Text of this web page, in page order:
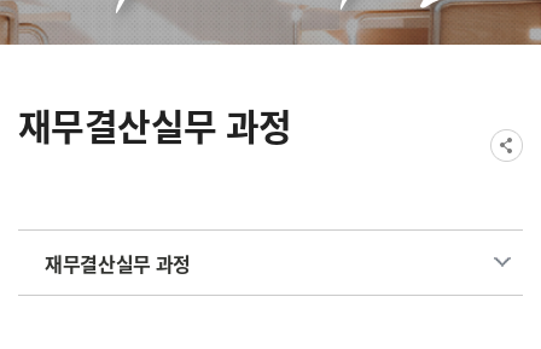
재무결산실무 과정
재무결산실무 과정